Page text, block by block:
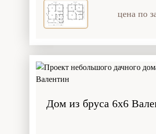
цена по
Дом из бруса 6x6